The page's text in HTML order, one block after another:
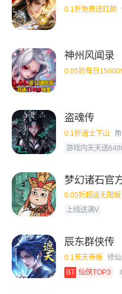
0.1折免费送红颜
神州风闻录
0.05折每日15000
盗魂传
0.1折道士下山
游戏内天天送
梦幻诸石官
0.05折超返无限版
上线送满V
辰东群侠传
0.1荒天帝版 修仙
BT 仙侠TOP3